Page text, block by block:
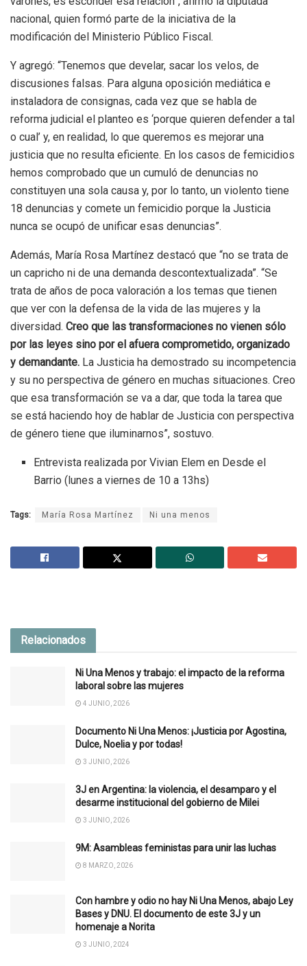
nacional, quien formó parte de la iniciativa de la
modificación del Ministerio Público Fiscal.
Y agregó: “Tenemos que develar, sacar los velos, de
discusiones falsas. Para alguna oposición mediática e
instaladora de consignas, cada vez que se habla de
reforma judicial el planteo es ‘porque quieren defender a tal
o cual’ y, en realidad, lo que queremos es mejorar una
justicia que no resulta eficiente. En los casos de femicidios
hemos comprobado que un cumuló de denuncias no
constituyen una sola causa y, por lo tanto, un violento tiene
18 denuncias y comete un femicidio porque la Justicia
nunca se ocupó de unificar esas denuncias”.
Además, María Rosa Martínez destacó que “no se trata de
un capricho ni de una demanda descontextualizada”. “Se
trata de años de poca valoración a los temas que tienen
que ver con la defensa de la vida de las mujeres y la
diversidad. Creo que las transformaciones no vienen sólo
por las leyes sino por el afuera comprometido, organizado
y demandante. La Justicia ha demostrado su incompetencia
y su no perspectiva de género en muchas situaciones. Creo
que esa transformación se va a dar, que toda la tarea que
se está haciendo hoy de hablar de Justicia con perspectiva
de género tiene que iluminarnos”, sostuvo.
Entrevista realizada por Vivian Elem en Desde el
Barrio (lunes a viernes de 10 a 13hs)
Tags: María Rosa Martínez Ni una menos
Relacionados
Ni Una Menos y trabajo: el impacto de la reforma
laboral sobre las mujeres
4 JUNIO, 2026
Documento Ni Una Menos: ¡Justicia por Agostina,
Dulce, Noelia y por todas!
3 JUNIO, 2026
3J en Argentina: la violencia, el desamparo y el
desarme institucional del gobierno de Milei
3 JUNIO, 2026
9M: Asambleas feministas para unir las luchas
8 MARZO, 2026
Con hambre y odio no hay Ni Una Menos, abajo Ley
Bases y DNU. El documento de este 3J y un
homenaje a Norita
3 JUNIO, 2024